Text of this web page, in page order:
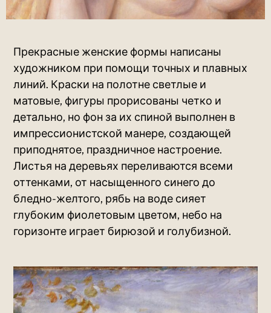
Прекрасные женские формы написаны
художником при помощи точных и плавных
линий. Краски на полотне светлые и
матовые, фигуры прорисованы четко и
детально, но фон за их спиной выполнен в
импрессионистской манере, создающей
приподнятое, праздничное настроение.
Листья на деревьях переливаются всеми
оттенками, от насыщенного синего до
бледно-желтого, рябь на воде сияет
глубоким фиолетовым цветом, небо на
горизонте играет бирюзой и голубизной.